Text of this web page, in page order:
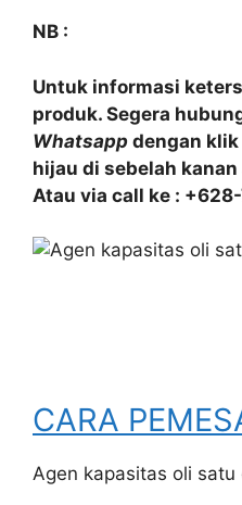
NB :
Untuk informasi
produk. Segera
Whatsapp dengan klik
hijau di sebelah
Atau via call ke :
CARA
Agen kapasitas oli satu